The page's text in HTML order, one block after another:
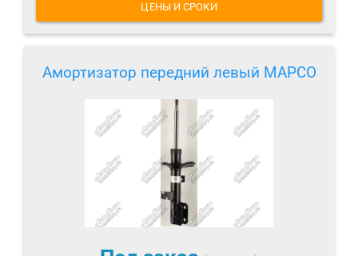
ЦЕНЫ И СРОКИ
Амортизатор передний левый MAPCO